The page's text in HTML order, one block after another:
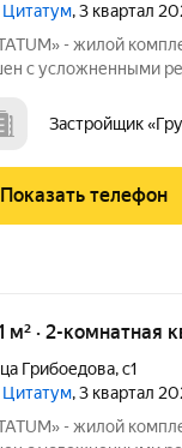
Цитатум, 3 квартал
- жилой
с усложненными
Застройщик
Показать телефон
м² · 2-комнатная
Грибоедова,с1
Цитатум, 3 квартал
- жилой